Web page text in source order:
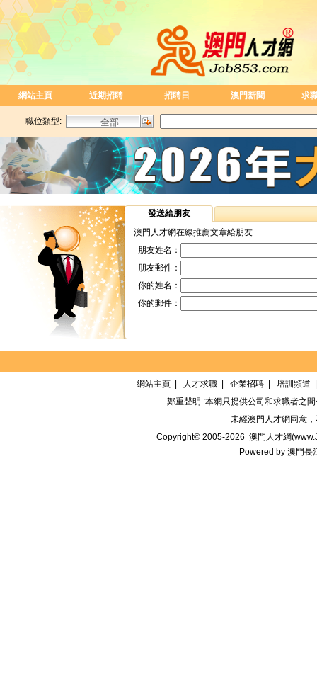
網站主頁 近期招聘 招聘日 澳門新聞 求
職位類型:
發送給朋友
澳門人才網在線推薦文章給朋友
朋友姓名：
朋友郵件：
你的姓名：
你的郵件：
網站主頁 人才求職 企業招聘 培訓頻道
鄭重聲明 :本網只提供公司和求職者之
未經澳門人才網 同意
Copyright© 2005-2026 澳門人才網
Powered by 澳門長